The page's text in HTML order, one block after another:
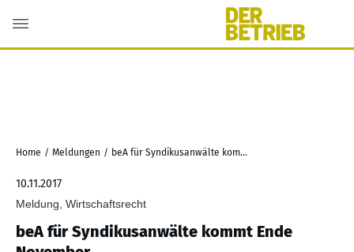
Home / Meldungen / beA für Syndikusanwälte kommt Ende November
10.11.2017
Meldung, Wirtschaftsrecht
beA für Syndikusanwälte kommt Ende